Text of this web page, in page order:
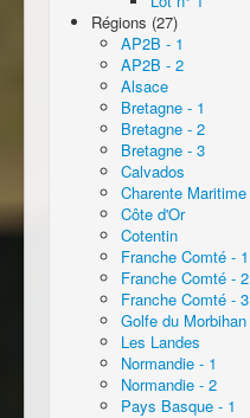
Régions (27)
AP2B - 1
AP2B - 2
Alsace
Bretagne - 1
Bretagne - 2
Bretagne - 3
Calvados
Charente Maritime
Côte d'Or
Cotentin
Franche Comté - 1
Franche Comté - 2
Franche Comté - 3
Golfe du Morbihan
Les Landes
Normandie - 1
Normandie - 2
Pays Basque - 1